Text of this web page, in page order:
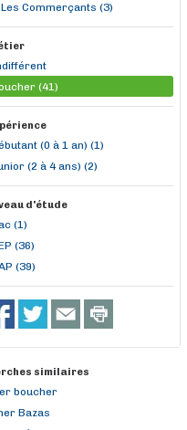
Les Commerçants (3)
(41)
(0 à 1 an) (1)
(2 à 4 ans) (2)
d'étude
(1)
(36)
(39)
similaires
boucher
Bazas